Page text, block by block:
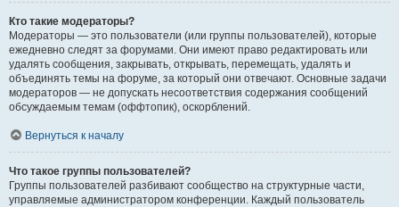
Кто такие модераторы?
Модераторы — это пользователи (или группы пользователей), которые
ежедневно следят за форумами. Они имеют право редактировать или
удалять сообщения, закрывать, открывать, перемещать, удалять и
объединять темы на форуме, за который они отвечают. Основные задачи
модераторов — не допускать несоответствия содержания сообщений
обсуждаемым темам (оффтопик), оскорблений.
Вернуться к началу
Что такое группы пользователей?
Группы пользователей разбивают сообщество на структурные части,
управляемые администратором конференции. Каждый пользователь